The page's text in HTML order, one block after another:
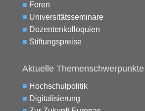
■ Foren
■ Universitätsseminare
■ Dozentenkolloquien
■ Stiftungspreise
Aktuelle Themenschwerpunkte
■ Hochschulpolitik
■ Digitalisierung